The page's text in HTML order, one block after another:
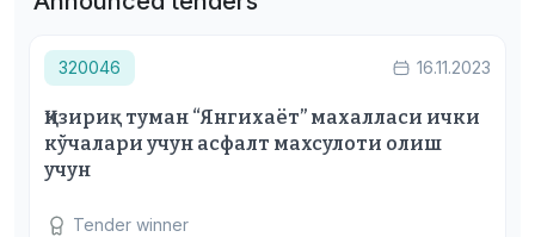
320046 16.11.2023
Қизириқ туман “Янгихаёт” махалласи ички
кўчалари учун асфалт махсулоти олиш
учун
Tender winner